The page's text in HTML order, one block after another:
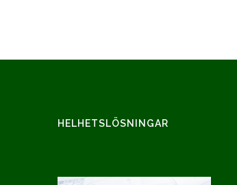
HELHETSLÖSNINGAR